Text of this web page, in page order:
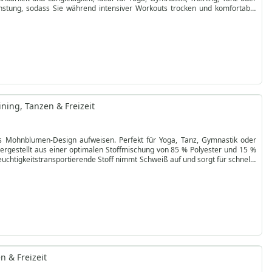
sodass Sie während intensiver Workouts trocken und komfortabel
Leggings verfügen über abnehmbare Aufhängebänder für zusätzlichen
links, vermeiden Sie Bleichmittel und verzichten Sie auf Trocknen im
entspannten Tag – diese modischen Sportleggings vereinen Komfort, Stil
Tanzen & Freizeit
Design aufweisen. Perfekt für Yoga, Tanz, Gymnastik oder
aus einer optimalen Stoffmischung von 85 % Polyester und 15 %
Stoff nimmt Schweiß auf und sorgt für schnelle
über abnehmbare Aufhängebänder für zusätzlichen Komfort. Um die
und trocknen Sie sie im Schatten. Mit weichem, komfortablem
Freizeitlooks. Erleben Sie die perfekte Kombination aus Stil, Komfort
& Freizeit